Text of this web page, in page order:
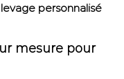
personnalisé
mesure pour